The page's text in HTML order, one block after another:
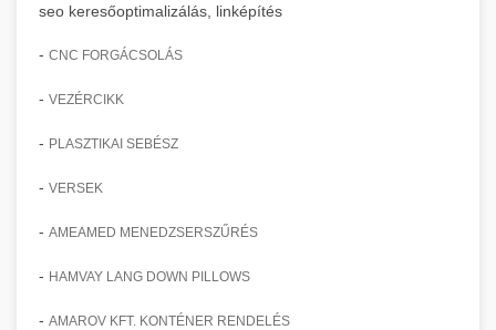
seo keresőoptimalizálás, linképítés
- CNC FORGÁCSOLÁS
- VEZÉRCIKK
- PLASZTIKAI SEBÉSZ
- VERSEK
- AMEAMED MENEDZSERSZŰRÉS
- HAMVAY LANG DOWN PILLOWS
- AMAROV KFT. KONTÉNER RENDELÉS